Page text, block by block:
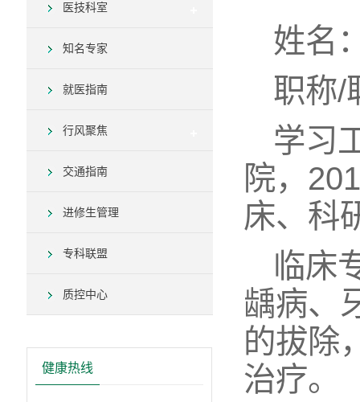
医技科室
知名专家
就医指南
行风聚焦
交通指南
进修生管理
专科联盟
质控中心
健康热线
姓名
职称/
学习
院，
床、科
临床
龋病、
的拔除
治疗。